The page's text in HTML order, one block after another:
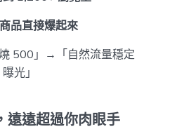
品直接爆起來
500」→「自然流量穩定
曝光」
遠遠超過你肉眼手